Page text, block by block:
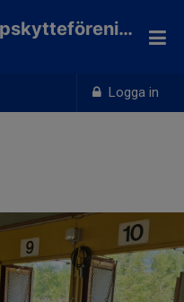
Logga in
Trollhättans Skarpskytteförening